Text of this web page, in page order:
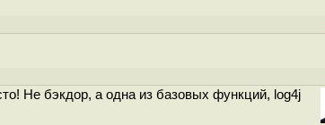
Не бэкдор, а одна из базовых функций, log4j